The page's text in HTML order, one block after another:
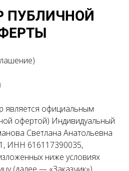
ПУБЛИЧНОЙ
является официальным
офертой) Индивидуальный
Светлана Анатольевна
ИНН 616117390035,
ниже условиях